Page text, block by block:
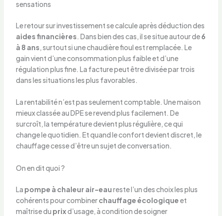
sensations
Le retour sur investissement se calcule après déduction des
aides financières. Dans bien des cas, il se situe autour de6
à 8 ans, surtout si une chaudière fioul est remplacée. Le
gain vient d’une consommation plus faible et d’une
régulation plus fine. La facture peut être divisée par trois
dans les situations les plus favorables.
La rentabilité n’est pas seulement comptable. Une maison
mieux classée au DPE se revend plus facilement. De
surcroît, la température devient plus régulière, ce qui
change le quotidien. Et quand le confort devient discret, le
chauffage cesse d’être un sujet de conversation.
On en dit quoi ?
La pompe à chaleur air-eaureste l’un des choix les plus
cohérents pour combinerchauffage écologiqueet
maîtrise du prixd’usage, à condition de soigner